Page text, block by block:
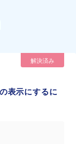
解決済み
表示にするに